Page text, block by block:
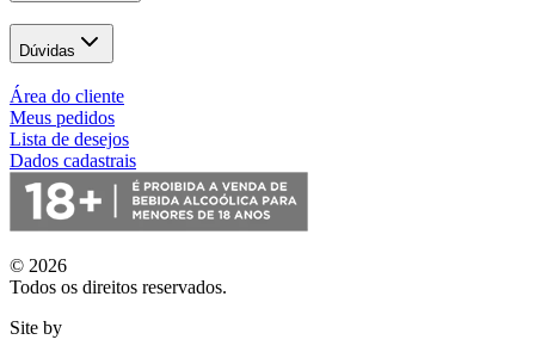
Dúvidas
Área do cliente
Meus pedidos
Lista de desejos
Dados cadastrais
© 2026
Todos os direitos reservados.
Site by